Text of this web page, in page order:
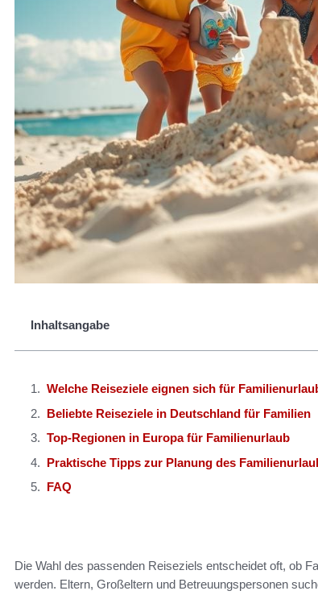
Inhaltsangabe
Welche Reiseziele eignen sich für
Beliebte Reiseziele in Deutschland für Familien
Top-Regionen in Europa für Familienurlaub
Praktische Tipps zur Planung des
FAQ
Die Wahl des passenden Reiseziels entscheidet oft, ob
werden. Eltern, Großeltern und Betreuungspersonen